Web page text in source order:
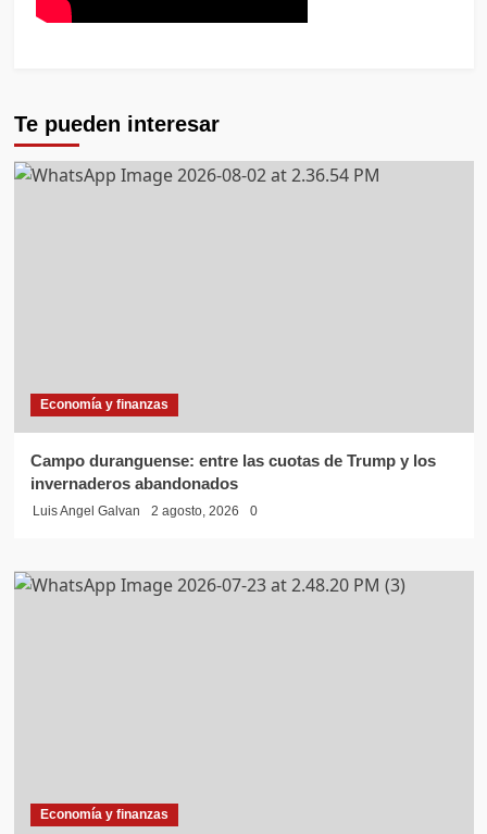
Te pueden interesar
Economía y finanzas
Campo duranguense: entre las cuotas de Trump y los
invernaderos abandonados
Luis Angel Galvan 2 agosto, 2026 0
Economía y finanzas